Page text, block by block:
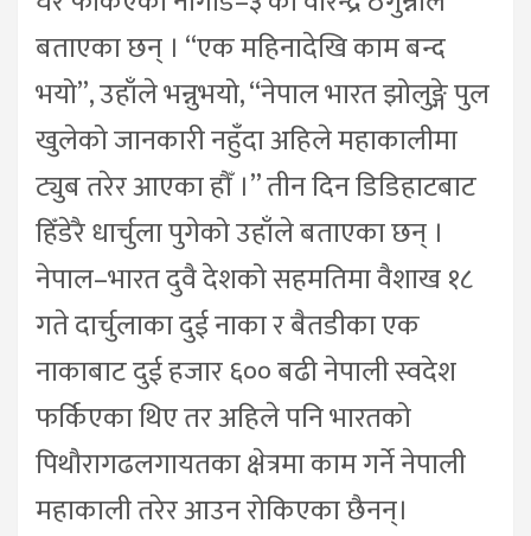
बताएका छन् । “एक महिनादेखि काम बन्द
भयो”, उहाँले भन्नुभयो, “नेपाल भारत झोलुङ्गे पुल
खुलेको जानकारी नहुँदा अहिले महाकालीमा
ट्युब तरेर आएका हौँ ।” तीन दिन डिडिहाटबाट
हिँडेरै धार्चुला पुगेको उहाँले बताएका छन् ।
नेपाल–भारत दुवै देशको सहमतिमा वैशाख १८
गते दार्चुलाका दुई नाका र बैतडीका एक
नाकाबाट दुई हजार ६०० बढी नेपाली स्वदेश
फर्किएका थिए तर अहिले पनि भारतको
पिथौरागढलगायतका क्षेत्रमा काम गर्ने नेपाली
महाकाली तरेर आउन रोकिएका छैनन्।